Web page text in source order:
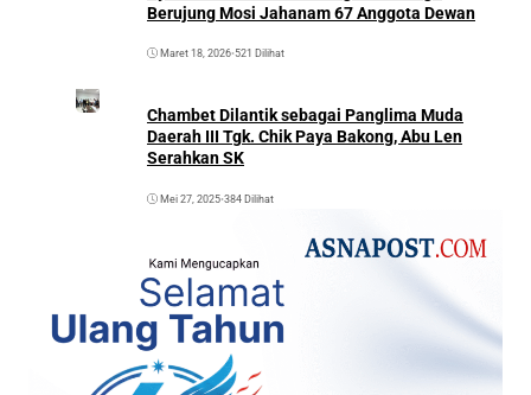
Berujung Mosi Jahanam 67 Anggota Dewan
Maret 18, 2026•521 Dilihat
Chambet Dilantik sebagai Panglima Muda
Daerah III Tgk. Chik Paya Bakong, Abu Len
Serahkan SK
Mei 27, 2025•384 Dilihat